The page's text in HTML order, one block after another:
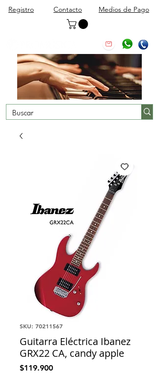
Registro Contacto Medios de Pago
SKU: 70211567
Guitarra Eléctrica Ibanez
GRX22 CA, candy apple
$119.900Precio